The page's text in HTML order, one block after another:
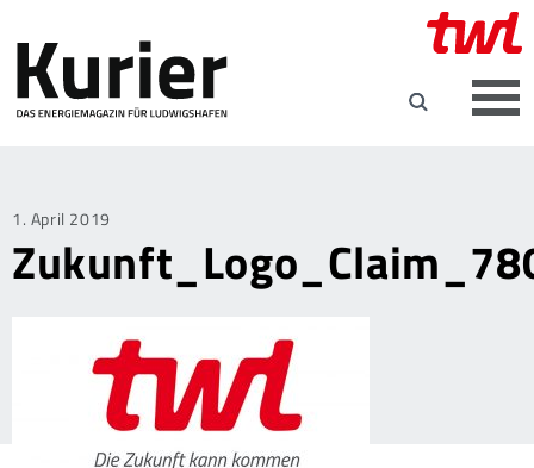
Posted
on
1. April 2019